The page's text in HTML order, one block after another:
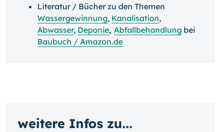
Literatur / Bücher zu den Themen
Wassergewinnung, Kanalisation,
Abwasser, Deponie, Abfallbehandlung bei
Baubuch / Amazon.de
weitere Infos zu...